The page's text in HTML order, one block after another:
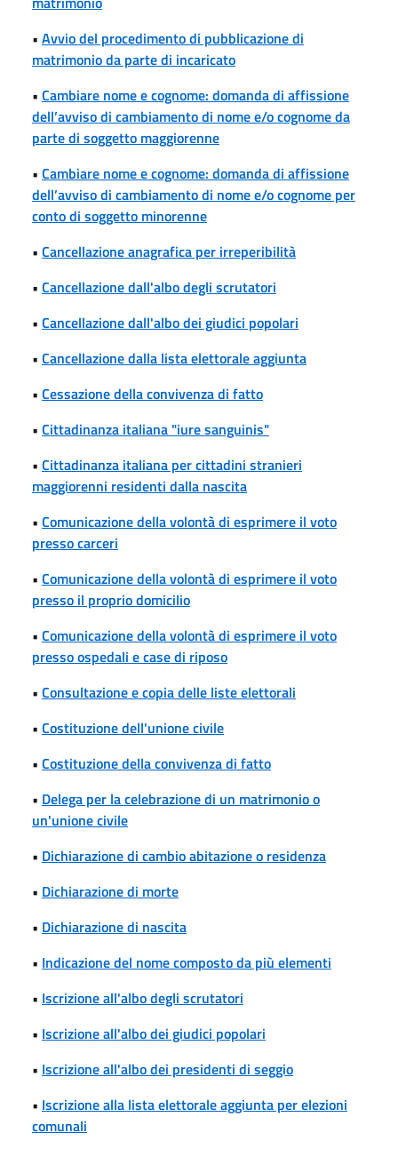
• Avvio del procedimento di pubblicazione di
matrimonio da parte di incaricato
• Cambiare nome e cognome: domanda di affissione
dell’avviso di cambiamento di nome e/o cognome da
parte di soggetto maggiorenne
• Cambiare nome e cognome: domanda di affissione
dell’avviso di cambiamento di nome e/o cognome per
conto di soggetto minorenne
• Cancellazione anagrafica per irreperibilità
• Cancellazione dall'albo degli scrutatori
• Cancellazione dall'albo dei giudici popolari
• Cancellazione dalla lista elettorale aggiunta
• Cessazione della convivenza di fatto
• Cittadinanza italiana "iure sanguinis"
• Cittadinanza italiana per cittadini stranieri
maggiorenni residenti dalla nascita
• Comunicazione della volontà di esprimere il voto
presso carceri
• Comunicazione della volontà di esprimere il voto
presso il proprio domicilio
• Comunicazione della volontà di esprimere il voto
presso ospedali e case di riposo
• Consultazione e copia delle liste elettorali
• Costituzione dell'unione civile
• Costituzione della convivenza di fatto
• Delega per la celebrazione di un matrimonio o
un'unione civile
• Dichiarazione di cambio abitazione o residenza
• Dichiarazione di morte
• Dichiarazione di nascita
• Indicazione del nome composto da più elementi
• Iscrizione all'albo degli scrutatori
• Iscrizione all'albo dei giudici popolari
• Iscrizione all'albo dei presidenti di seggio
• Iscrizione alla lista elettorale aggiunta per elezioni
comunali